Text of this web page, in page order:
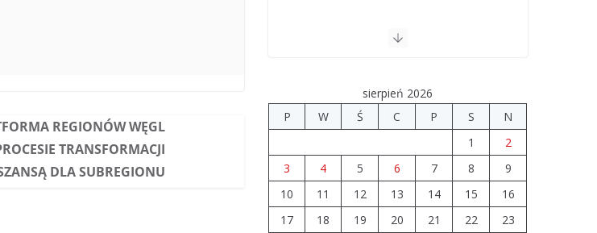
REGIONÓW WĘGL
TRANSFORMACJI
DLA SUBREGIONU
sierpień 2026
P
W Ś C P S
N
1
2
3
4 5 6 7 8
9
10
11 12 13 14 15
16
17
18 19 20 21 22
23